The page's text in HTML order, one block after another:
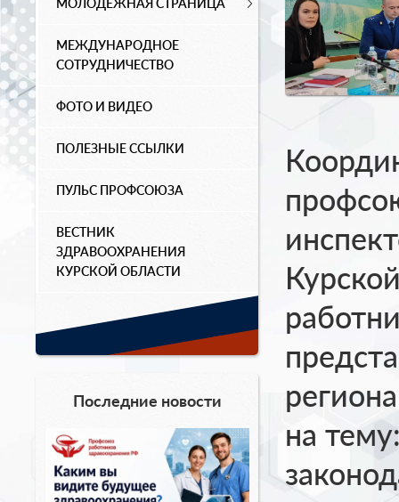
МОЛОДЁЖНАЯ СТРАНИЦА
МЕЖДУНАРОДНОЕ
СОТРУДНИЧЕСТВО
ФОТО И ВИДЕО
ПОЛЕЗНЫЕ ССЫЛКИ
ПУЛЬС ПРОФСОЮЗА
ВЕСТНИК
ЗДРАВООХРАНЕНИЯ
КУРСКОЙ ОБЛАСТИ
Последние новости
на